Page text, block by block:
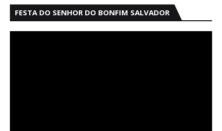
FESTA DO SENHOR DO BONFIM SALVADOR